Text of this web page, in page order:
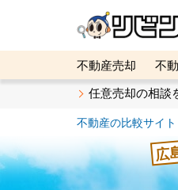
不動産売却 不
メタ住宅展示場
任意売却の相談
不動産の比較サイ
広